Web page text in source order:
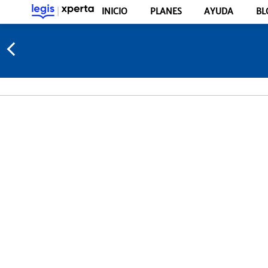
INICIO PLANES AYUDA